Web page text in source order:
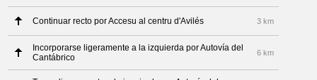
Continuar recto por Accesu al centru d'Avilés 3 km
Incorporarse ligeramente a la izquierda por Autovía del
Cantábrico
6 km